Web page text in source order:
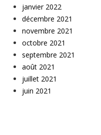
janvier 2022
décembre 2021
novembre 2021
octobre 2021
septembre 2021
août 2021
juillet 2021
juin 2021